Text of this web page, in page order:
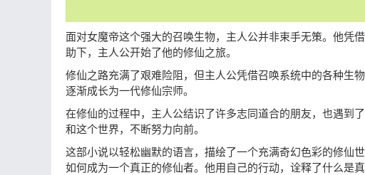
面对女魔帝这个强大的召唤生物，主人公并非束手无策。他凭
助下，主人公开始了他的修仙之旅。
修仙之路充满了艰难险阻，但主人公凭借召唤系统中的各种生
逐渐成长为一代修仙宗师。
在修仙的过程中，主人公结识了许多志同道合的朋友，也遇到
和这个世界，不断努力向前。
这部小说以轻松幽默的语言，描绘了一个充满奇幻色彩的修仙
如何成为一个真正的修仙者。他用自己的行动，诠释了什么是真